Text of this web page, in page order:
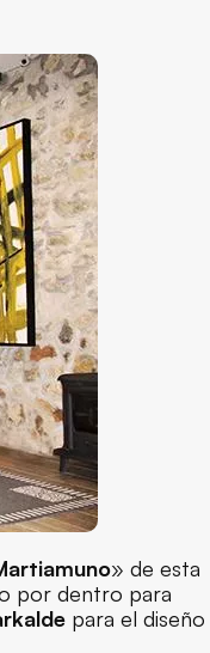
» de esta
por dentro para
para el diseño